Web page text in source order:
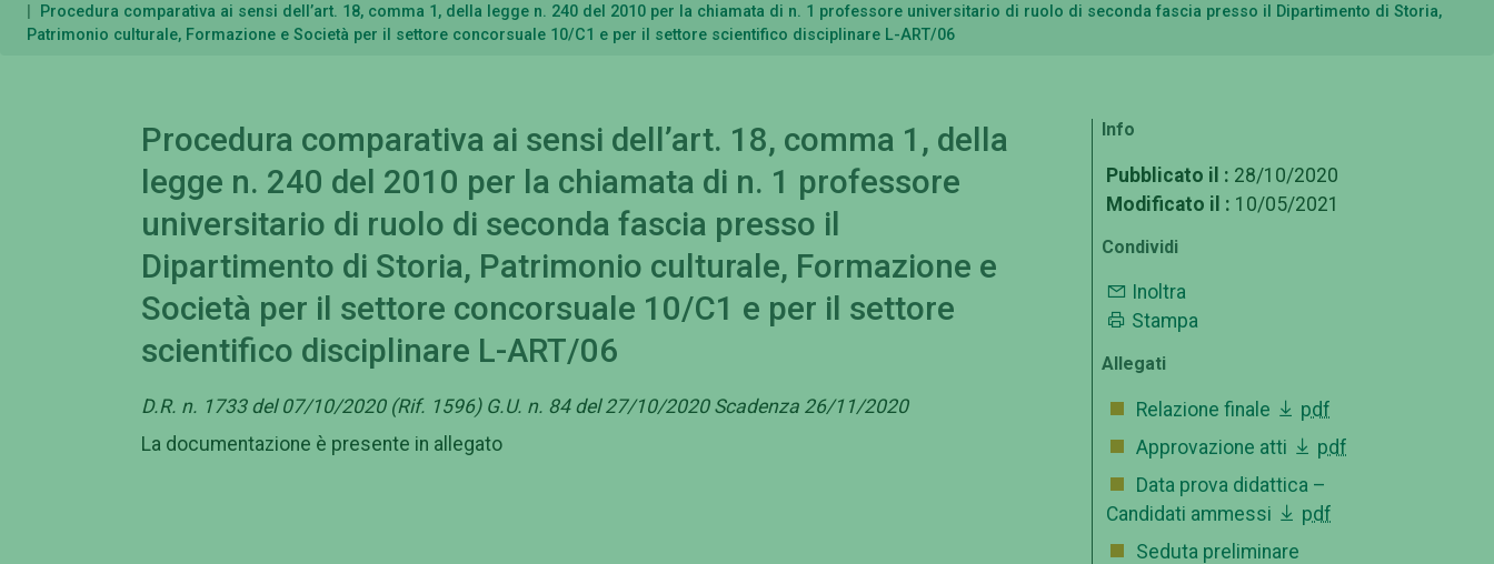
Procedura comparativa ai sensi dell’art. 18, comma 1, della legge n. 240 del 2010 per la chiamata di n. 1 professore universitario di ruolo di seconda fascia presso il Dipartimento di Storia,
Patrimonio culturale, Formazione e Società per il settore concorsuale 10/C1 e per il settore scientifico disciplinare L-ART/06
Procedura comparativa ai sensi dell’art. 18, comma 1, della
legge n. 240 del 2010 per la chiamata di n. 1 professore
universitario di ruolo di seconda fascia presso il
Dipartimento di Storia, Patrimonio culturale, Formazione e
Società per il settore concorsuale 10/C1 e per il settore
scientifico disciplinare L-ART/06
D.R. n. 1733 del 07/10/2020 (Rif. 1596) G.U. n. 84 del 27/10/2020 Scadenza 26/11/2020
La documentazione è presente in allegato
Info
Pubblicato il : 28/10/2020
Modificato il : 10/05/2021
Condividi
Inoltra
Stampa
Allegati
Relazione finale
pdf
Approvazione atti
pdf
Data prova didattica –
Candidati ammessi
pdf
Seduta preliminare